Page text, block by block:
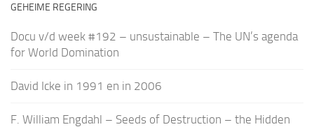
GEHEIME REGERING
Docu v/d week #192 – unsustainable – The UN’s agenda
for World Domination
David Icke in 1991 en in 2006
F. William Engdahl – Seeds of Destruction – the Hidden